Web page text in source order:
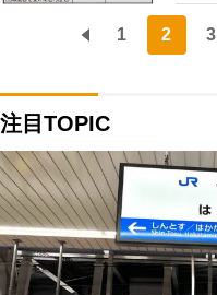
1 2 3
注目TOPIC